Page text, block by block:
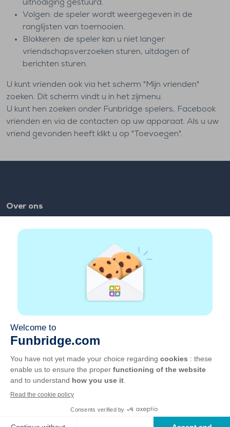
uitnodiging gestuurd.
Volgen: de speler wordt weergegeven in de
ranglijsten van toernooien.
Blokkeren: de speler kan u niet langer
vriendschapsverzoeken sturen, uitdagen of
berichten sturen.
U kunt vrienden ook via het scherm "Mijn vrienden"
zoeken. Dit scherm vindt u in het zijmenu.
U kunt hen zoeken onder Funbridge spelers, Facebook
vrienden en via de contacten op uw apparaat. Als u uw
vriend gevonden heeft klikt u op "Toevoegen".
Over ons
Vacatures
GCU
Privacy
Cookies beheren
Nederlands